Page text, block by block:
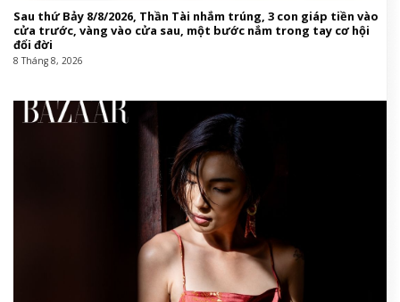
Sau thứ Bảy 8/8/2026, Thần Tài nhắm trúng, 3 con giáp tiền vào
cửa trước, vàng vào cửa sau, một bước nắm trong tay cơ hội
đổi đời
8 Tháng 8, 2026